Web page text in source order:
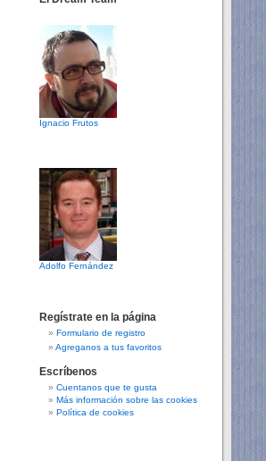
Ignacio Frutos
Adolfo Fernández
Regístrate en la página
Formulario de registro
Agreganos a tus favoritos
Escríbenos
Cuentanos que te gusta
Más información sobre las cookies
Política de cookies